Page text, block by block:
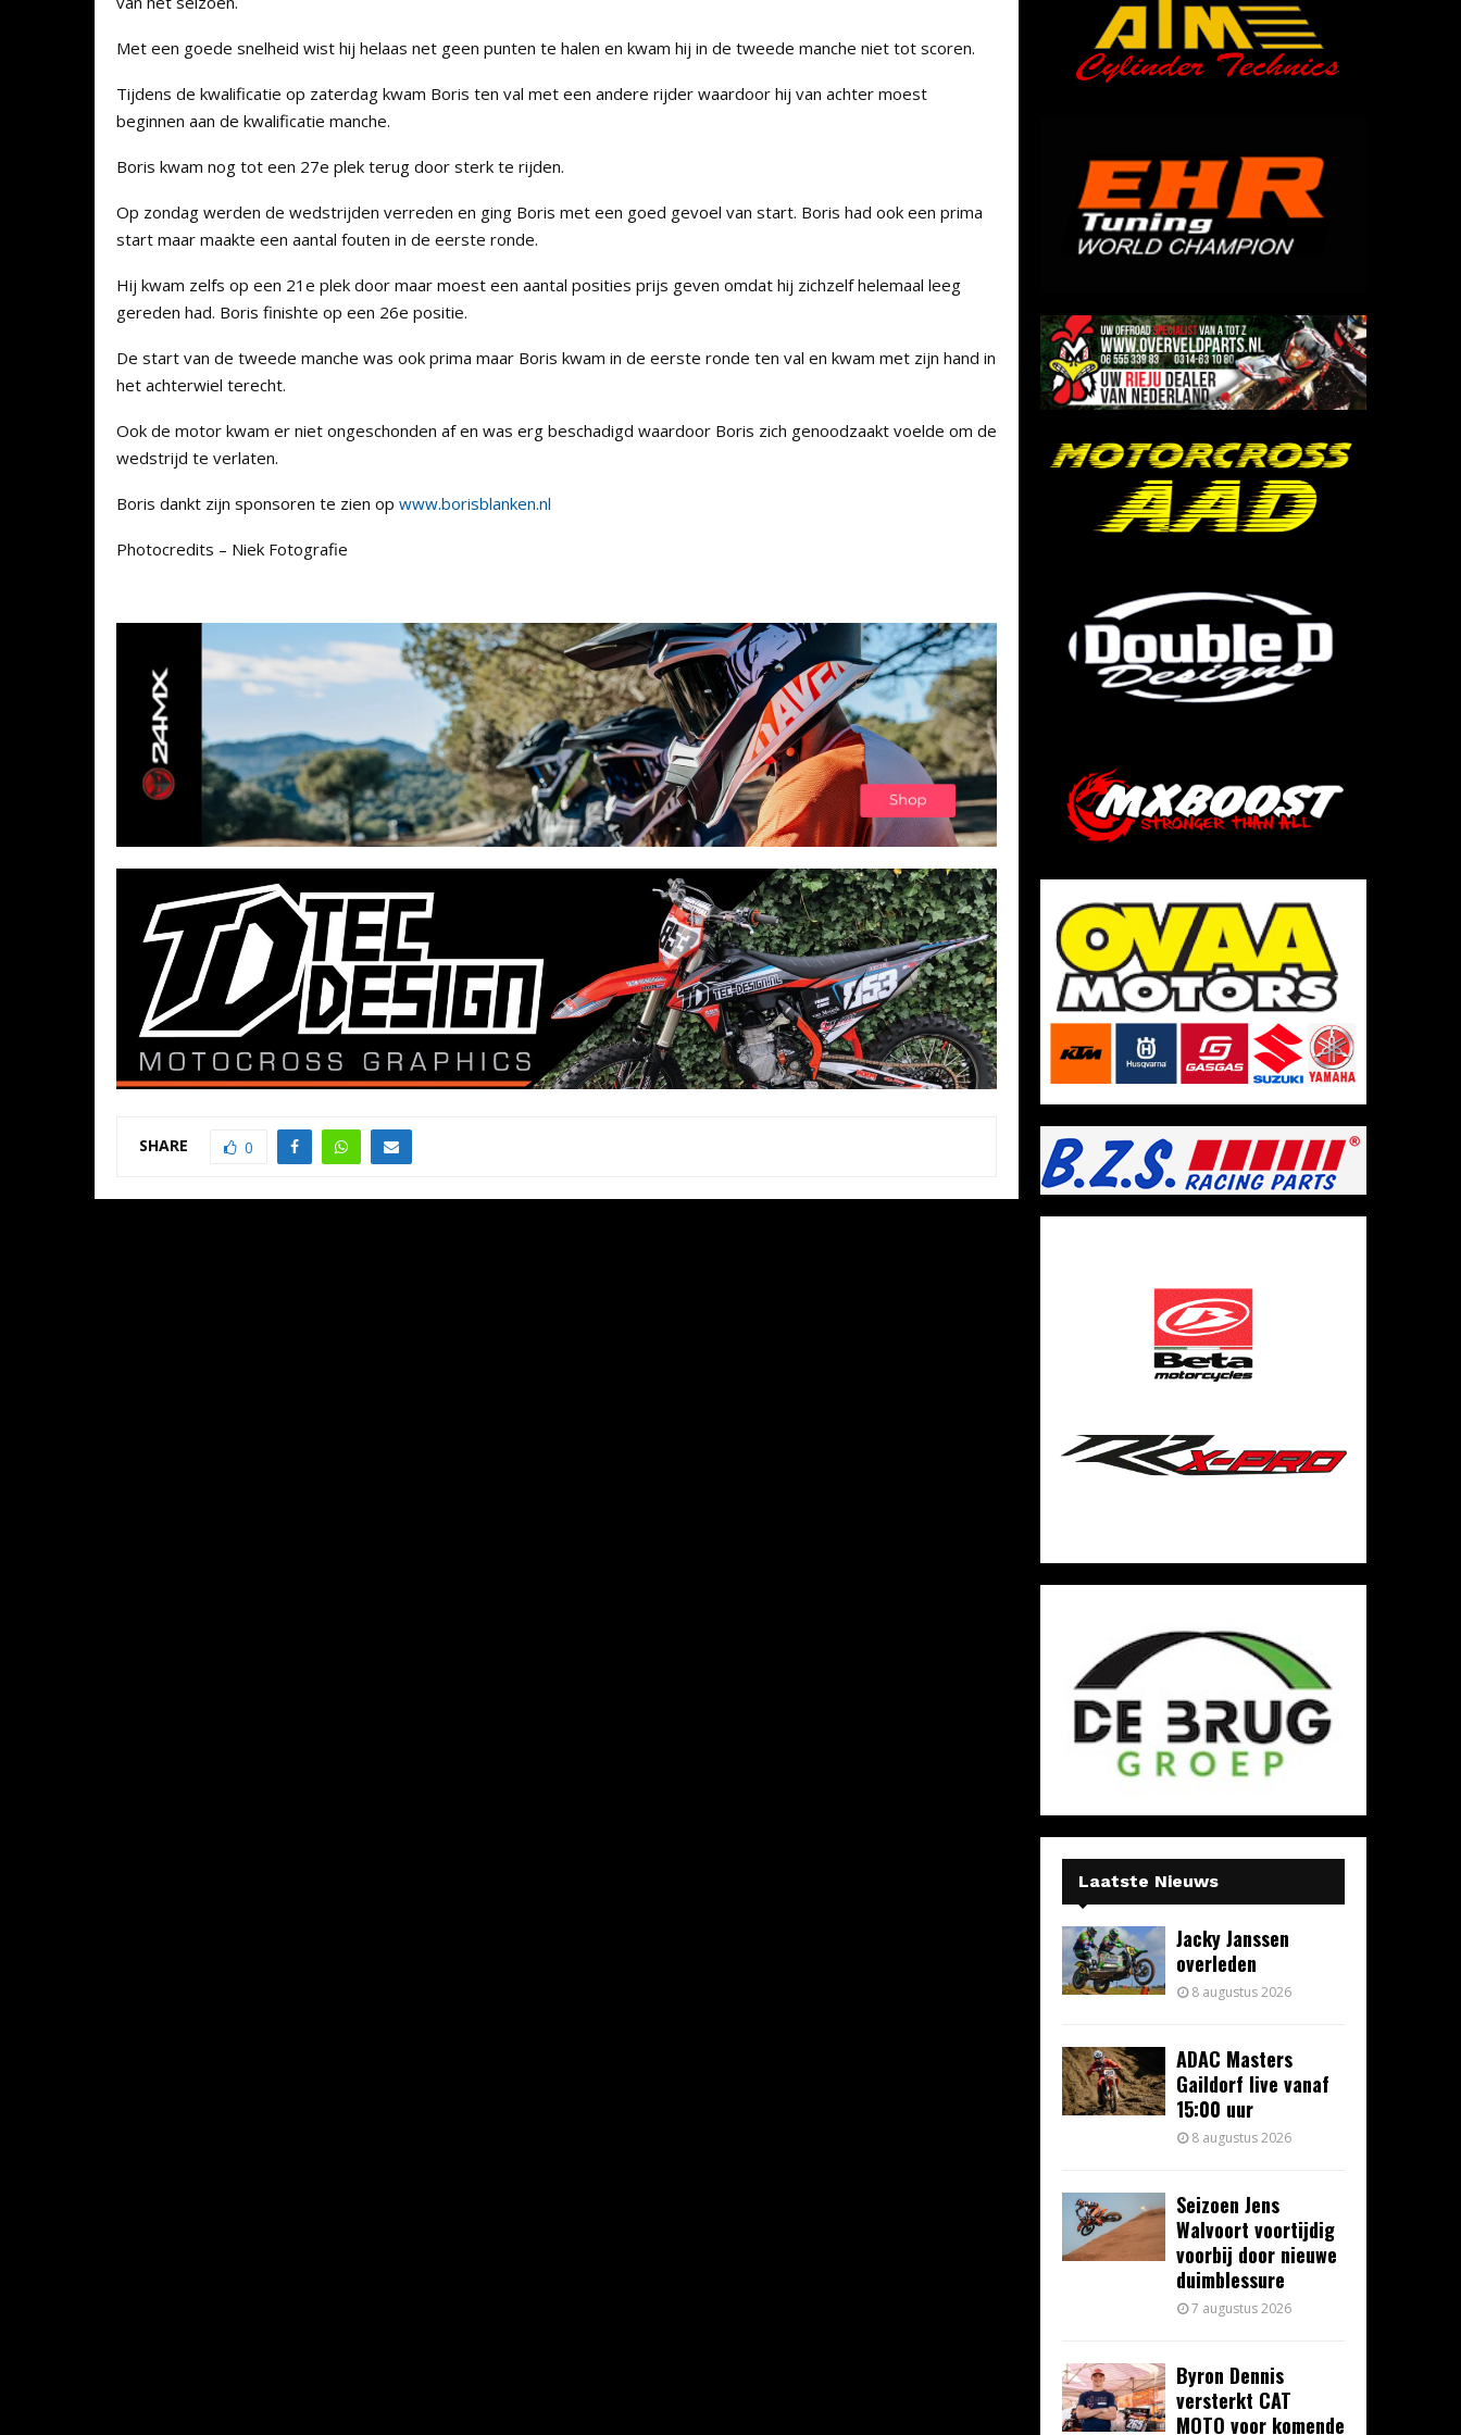
Met een goede snelheid wist hij helaas net geen punten te halen en kwam hij in de tweede manche niet tot scoren.
Tijdens de kwalificatie op zaterdag kwam Boris ten val met een andere rijder waardoor hij van achter moest
beginnen aan de kwalificatie manche.
Boris kwam nog tot een 27e plek terug door sterk te rijden.
Op zondag werden de wedstrijden verreden en ging Boris met een goed gevoel van start. Boris had ook een prima
start maar maakte een aantal fouten in de eerste ronde.
Hij kwam zelfs op een 21e plek door maar moest een aantal posities prijs geven omdat hij zichzelf helemaal leeg
gereden had. Boris finishte op een 26e positie.
De start van de tweede manche was ook prima maar Boris kwam in de eerste ronde ten val en kwam met zijn hand in
het achterwiel terecht.
Ook de motor kwam er niet ongeschonden af en was erg beschadigd waardoor Boris zich genoodzaakt voelde om de
wedstrijd te verlaten.
Boris dankt zijn sponsoren te zien op www.borisblanken.nl
Photocredits – Niek Fotografie
SHARE 0
Laatste Nieuws
Jacky Janssen
overleden
8 augustus 2026
ADAC Masters
Gaildorf live vanaf
15:00 uur
8 augustus 2026
Seizoen Jens
Walvoort voortijdig
voorbij door nieuwe
duimblessure
7 augustus 2026
Byron Dennis
versterkt CAT
MOTO voor komende